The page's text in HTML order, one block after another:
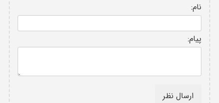
نام:
پیام:
ارسال نظر